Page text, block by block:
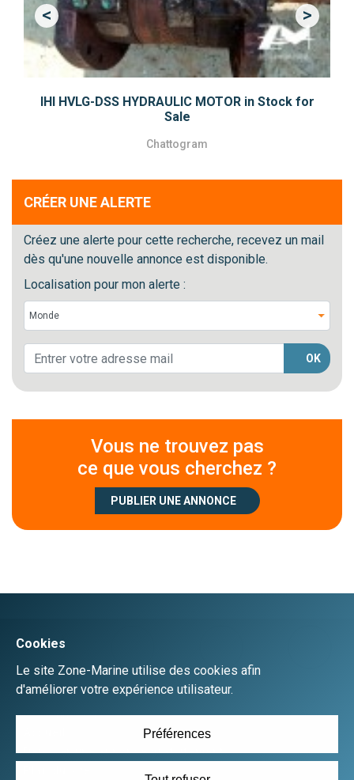
IHI HVLG-DSS HYDRAULIC MOTOR in Stock for
Sale
Chattogram
<Previous >Next
CRÉER UNE ALERTE
Créez une alerte pour cette recherche, recevez un mail
dès qu'une nouvelle annonce est disponible.
Localisation pour mon alerte :
OK
Vous ne trouvez pas
ce que vous cherchez ?
PUBLIER UNE ANNONCE
Créer un compte
Se connecter
Déposer une annonce gratuitement